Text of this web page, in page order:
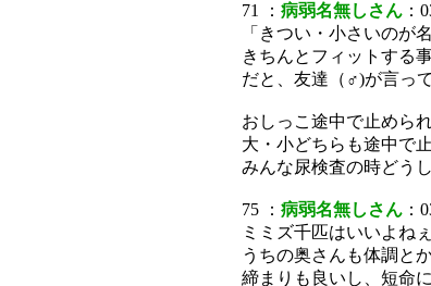
71 ： 病弱名無しさん ：
「きつい・小さいのが
きちんとフィットする
だと、友達（♂)が言って
おしっこ途中で止めら
大・小どちらも途中で
みんな尿検査の時どう
75 ： 病弱名無しさん ：
ミミズ千匹はいいよね
うちの奥さんも体調と
締まりも良いし、短命